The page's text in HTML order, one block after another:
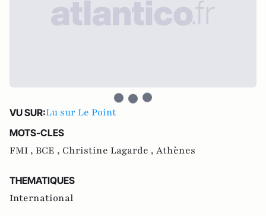
VU SUR:Lu sur Le Point
MOTS-CLES
FMI , BCE , Christine Lagarde , Athènes
THEMATIQUES
International